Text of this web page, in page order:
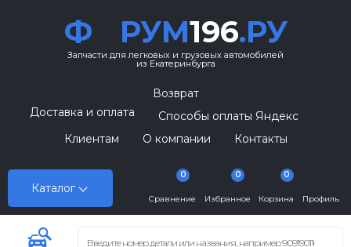
Ф РУМ196.РУ
Запчасти для легковых и грузовых автомобилей
из Екатеринбурга
Каталог
Возврат
Доставка и оплата
Способы оплаты Яндекс
Клиентам
О компании Контакты
Сравнение
0
Избранное
0
Корзина
0
Профиль